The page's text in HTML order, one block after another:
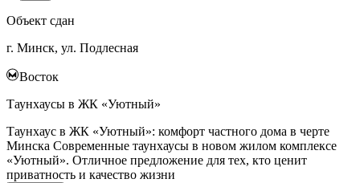
Объект сдан
г. Минск, ул. Подлесная
Восток
Таунхаусы в ЖК «Уютный»
Таунхаус в ЖК «Уютный»: комфорт частного дома в черте
Минска Современные таунхаусы в новом жилом комплексе
«Уютный». Отличное предложение для тех, кто ценит
приватность и качество жизни